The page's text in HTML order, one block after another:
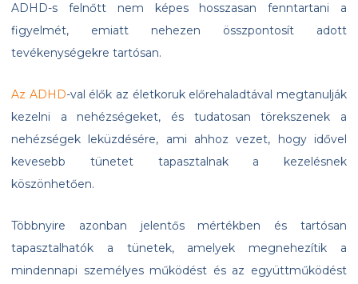
ADHD-s felnőtt nem képes hosszasan fenntartani a
figyelmét, emiatt nehezen összpontosít adott
tevékenységekre tartósan.
Az ADHD-val élők az életkoruk előrehaladtával megtanulják
kezelni a nehézségeket, és tudatosan törekszenek a
nehézségek leküzdésére, ami ahhoz vezet, hogy idővel
kevesebb tünetet tapasztalnak a kezelésnek
köszönhetően.
Többnyire azonban jelentős mértékben és tartósan
tapasztalhatók a tünetek, amelyek megnehezítik a
mindennapi személyes működést és az együttműködést